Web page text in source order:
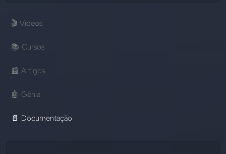
🎬 Vídeos
📚 Cursos
📰 Artigos
🤖 Gênia
📄 Documentação